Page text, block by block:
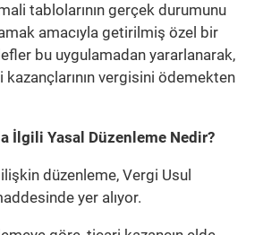
tablolarının gerçek durumunu
amacıyla getirilmiş özel bir
bu uygulamadan yararlanarak,
vergisini ödemekten
İlgili Yasal Düzenleme Nedir?
düzenleme, Vergi Usul
yer alıyor.